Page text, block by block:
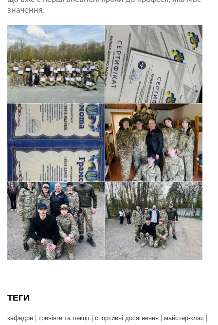
значення.
ТЕГИ
кафедри тренінги та лекції спортивні досягнення майстер-клас